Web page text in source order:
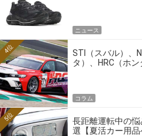
ニュース
STI（スバル）、
タ）、HRC（ホ
4位
コラム
長距離運転中の
選【夏活カー用品
5位